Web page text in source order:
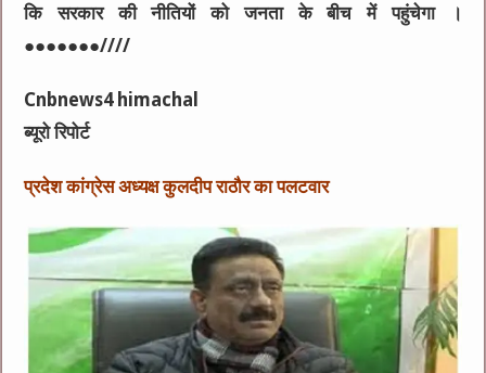
कि सरकार की नीतियों को जनता के बीच में पहुंचेगा ।
●●●●●●●////
Cnbnews4 himachal
ब्यूरो रिपोर्ट
प्रदेश कांग्रेस अध्यक्ष कुलदीप राठौर का पलटवार